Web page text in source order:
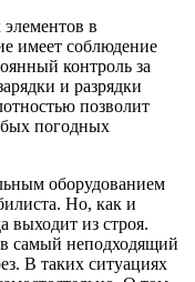
в
имеет соблюдение
контроль за
и разрядки
позволит
погодных
оборудованием
Но, как и
выходит из строя.
самый неподходящий
В таких ситуациях